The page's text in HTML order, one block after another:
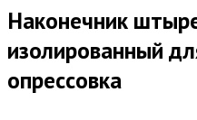
Наконечник
изолированный
опрессовка